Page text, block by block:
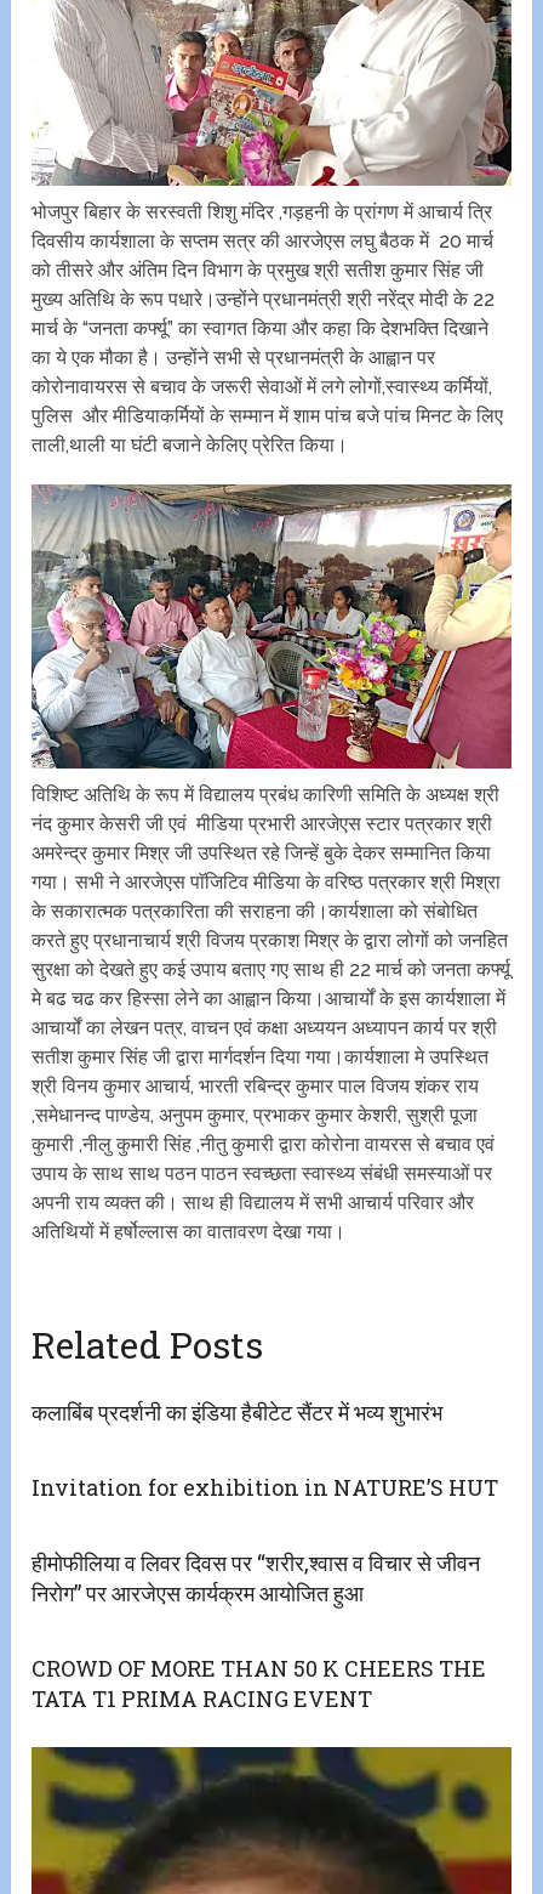
भोजपुर बिहार के सरस्वती शिशु मंदिर ,गड़हनी के प्रांगण में आचार्य त्रि
दिवसीय कार्यशाला के सप्तम सत्र की आरजेएस लघु बैठक में 20 मार्च
को तीसरे और अंतिम दिन विभाग के प्रमुख श्री सतीश कुमार सिंह जी
मुख्य अतिथि के रूप पधारे।उन्होंने प्रधानमंत्री श्री नरेंद्र मोदी के 22
मार्च के “जनता कर्फ्यू” का स्वागत किया और कहा कि देशभक्ति दिखाने
का ये एक मौका है। उन्होंने सभी से प्रधानमंत्री के आह्वान पर
कोरोनावायरस से बचाव के जरूरी सेवाओं में लगे लोगों,स्वास्थ्य‌ कर्मियों,
पुलिस और मीडियाकर्मियों के सम्मान में शाम पांच बजे पांच मिनट के लिए
ताली,थाली या घंटी बजाने केलिए प्रेरित किया।
विशिष्ट अतिथि के रूप में विद्यालय प्रबंध कारिणी समिति के अध्यक्ष श्री
नंद कुमार केसरी जी एवं मीडिया प्रभारी आरजेएस स्टार पत्रकार श्री
अमरेन्द्र कुमार मिश्र जी उपस्थित रहे जिन्हें बुके देकर सम्मानित किया
गया। सभी ने आरजेएस पाॅजिटिव मीडिया के वरिष्ठ पत्रकार श्री मिश्रा
के सकारात्मक पत्रकारिता की सराहना की।कार्यशाला को संबोधित
करते हुए प्रधानाचार्य श्री विजय प्रकाश मिश्र के द्वारा लोगों को जनहित
सुरक्षा को देखते हुए कई उपाय बताए गए साथ ही 22 मार्च को जनता कर्फ्यू
मे बढ चढ कर हिस्सा लेने का आह्वान किया।आचार्यों के इस कार्यशाला में
आचार्यों का लेखन पत्र, वाचन एवं कक्षा अध्ययन अध्यापन कार्य पर श्री
सतीश कुमार सिंह जी द्वारा मार्गदर्शन दिया गया।कार्यशाला मे उपस्थित
श्री विनय कुमार आचार्य, भारती रबिन्द्र कुमार पाल विजय शंकर राय
,समेधानन्द पाण्डेय, अनुपम कुमार, प्रभाकर कुमार केशरी, सुश्री पूजा
कुमारी ,नीलु कुमारी सिंह ,नीतु कुमारी द्वारा कोरोना वायरस से बचाव एवं
उपाय के साथ साथ पठन पाठन स्वच्छता स्वास्थ्य संबंधी समस्याओं पर
अपनी राय व्यक्त की। साथ ही विद्यालय में सभी आचार्य परिवार और
अतिथियों में हर्षोल्लास का वातावरण देखा गया।
Related Posts
कलाबिंब प्रदर्शनी का इंडिया हैबीटेट सैंटर में भव्य शुभारंभ
Invitation for exhibition in NATURE’S HUT
हीमोफीलिया व लिवर दिवस पर “शरीर,श्वास व विचार से जीवन
निरोग” पर आरजेएस कार्यक्रम आयोजित हुआ
CROWD OF MORE THAN 50 K CHEERS THE
TATA T1 PRIMA RACING EVENT